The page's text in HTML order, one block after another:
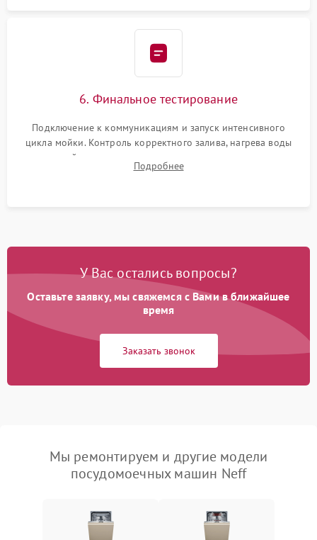
6. Финальное тестирование
Подключение к коммуникациям и запуск интенсивного
цикла мойки. Контроль корректного залива, нагрева воды
до нужной температуры, отсутствия посторонних шумов,
штатного слива и абсолютной сухости в поддоне.
Подробнее
У Вас остались вопросы?
Оставьте заявку, мы свяжемся с Вами в ближайшее
время
Заказать звонок
Мы ремонтируем и другие модели
посудомоечных машин Neff